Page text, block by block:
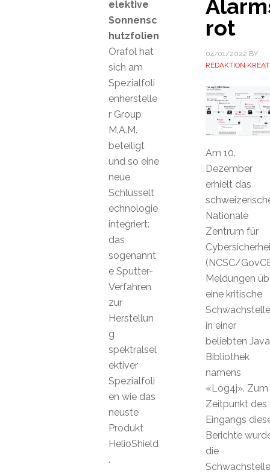
rot
04/01/2022 BY
REDAKTION
Am 10.
Dezember
erhielt das
Nationale
Zentrum für
(NCSC/
Meldungen
eine kritische
Schwachstelle
in einer
beliebten
Bibliothek
namens
«Log4j». Zum
Zeitpunkt des
Eingangs
Berichte
die
Schwachstelle
elektive
Sonnensc
hutzfolien
Orafol hat
sich am
Spezialfoli
enherstelle
r Group
M.A.M.
beteiligt
und so eine
neue
Schlüsselt
echnologie
integriert:
das
sogenannt
e Sputter-
Verfahren
zur
Herstellun
g
spektralsel
ektiver
Spezialfoli
en wie das
neuste
Produkt
HelioShield
.